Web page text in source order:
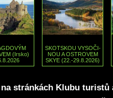
(Irsko)
SKOTSKOU VYSOČI-
NOU A OSTROVEM
SKYE (22.-29.8.2026)
stránkách Klubu turistů